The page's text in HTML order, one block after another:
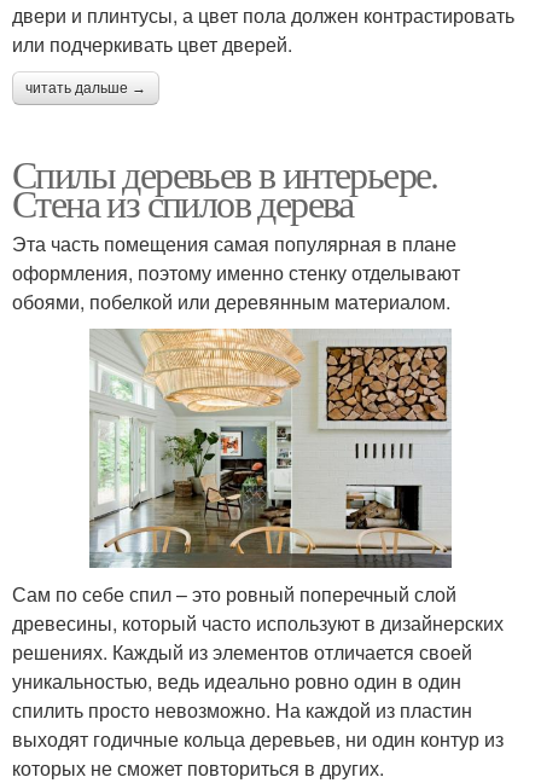
двери и плинтусы, а цвет пола должен контрастировать
или подчеркивать цвет дверей.
читать дальше →
Спилы деревьев в интерьере.
Стена из спилов дерева
Эта часть помещения самая популярная в плане
оформления, поэтому именно стенку отделывают
обоями, побелкой или деревянным материалом.
Сам по себе спил – это ровный поперечный слой
древесины, который часто используют в дизайнерских
решениях. Каждый из элементов отличается своей
уникальностью, ведь идеально ровно один в один
спилить просто невозможно. На каждой из пластин
выходят годичные кольца деревьев, ни один контур из
которых не сможет повториться в других.